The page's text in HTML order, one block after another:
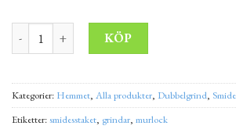
Dubbelgrind VÄNERN 5×1,5 m - Praktisk
KÖP
Kategorier: Hemmet, Alla produkter, Dubbelgrind,
Etiketter:smidesstaket, grindar, murlock